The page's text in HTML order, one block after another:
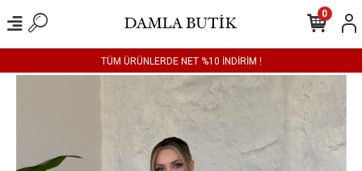
TÜM ÜRÜNLERDE NET %10 İNDİRİM !
0